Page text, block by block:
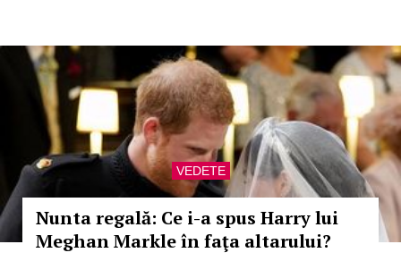
VEDETE
Nunta regală: Ce i-a spus Harry lui
Meghan Markle în faţa altarului?